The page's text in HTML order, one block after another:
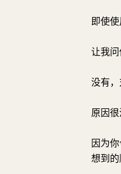
即使
让我
没有，
原因很
因为
想到的